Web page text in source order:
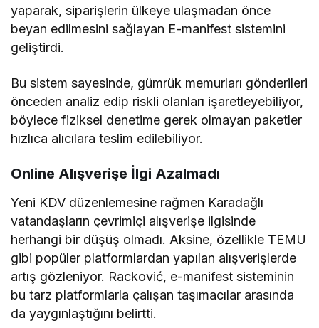
yaparak, siparişlerin ülkeye ulaşmadan önce
beyan edilmesini sağlayan E-manifest sistemini
geliştirdi.
Bu sistem sayesinde, gümrük memurları gönderileri
önceden analiz edip riskli olanları işaretleyebiliyor,
böylece fiziksel denetime gerek olmayan paketler
hızlıca alıcılara teslim edilebiliyor.
Online Alışverişe İlgi Azalmadı
Yeni KDV düzenlemesine rağmen Karadağlı
vatandaşların çevrimiçi alışverişe ilgisinde
herhangi bir düşüş olmadı. Aksine, özellikle TEMU
gibi popüler platformlardan yapılan alışverişlerde
artış gözleniyor. Racković, e-manifest sisteminin
bu tarz platformlarla çalışan taşımacılar arasında
da yaygınlaştığını belirtti.